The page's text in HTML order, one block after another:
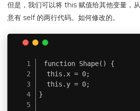
但是，我们可以将 this 赋值给其他变量，
意有 self 的两行代码。如何修改的。
function Shape() {
  this.x = 0;
  this.y = 0;
}